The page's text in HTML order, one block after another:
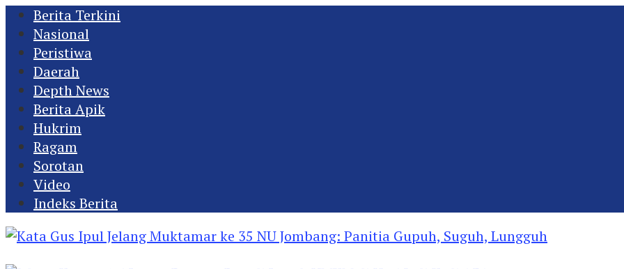
Berita Terkini
Nasional
Peristiwa
Daerah
Depth News
Berita Apik
Hukrim
Ragam
Sorotan
Video
Indeks Berita